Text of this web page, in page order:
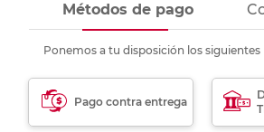
Métodos de pago
Ponemos a tu disposición los
Pago contra entrega